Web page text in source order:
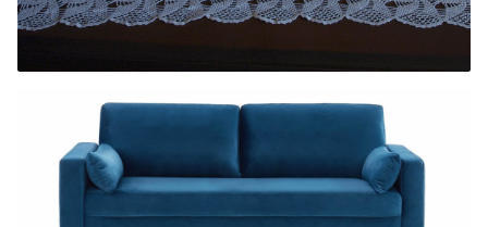
LAMPE SUR PIED : L'ÉCLAIRAGE
D'AMBIANCE PARFAIT
37,204 produits sélectionnés